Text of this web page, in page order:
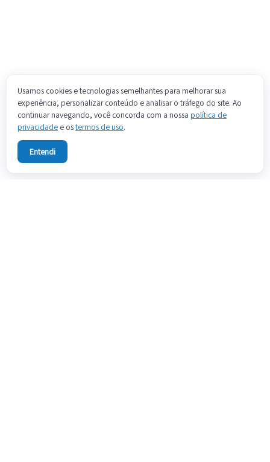
Usamos cookies e tecnologias semelhantes para melhorar sua
experiência, personalizar conteúdo e analisar o tráfego do site. Ao
continuar navegando, você concorda com a nossa política de
privacidade e ostermos de uso.
Entendi